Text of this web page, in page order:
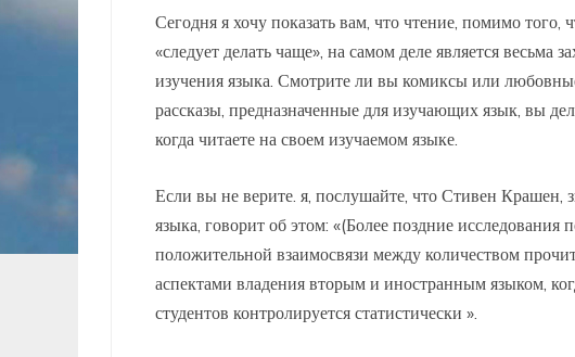
Сегодня я хочу показать вам, что чтение, помимо
«следует делать чаще», на самом деле является
изучения языка. Смотрите ли вы комиксы или
рассказы, предназначенные для изучающих язык, вы
когда читаете на своем изучаемом языке.
Если вы не верите. я, послушайте, что Стивен Крашен,
языка, говорит об этом: «(Более поздние
положительной взаимосвязи между количеством
аспектами владения вторым и иностранным языком,
студентов контролируется статистически ».